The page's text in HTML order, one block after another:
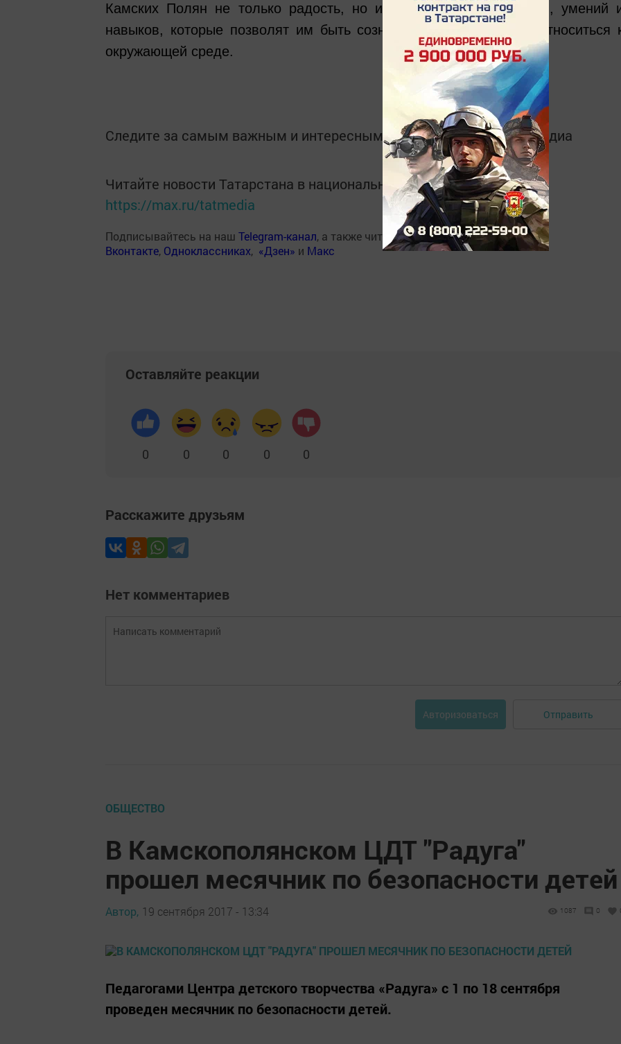
Камских Полян не только радость, но и много полезных знаний, умений
навыков, которые позволят им быть сознательными и бережно относиться
окружающей среде.
Следите за самым важным и интересным вTelegram-каналеТатмедиа
Читайте новости Татарстана в национальном мессенджере MАХ:
https://max.ru/tatmedia
Подписывайтесь на наш Telegram-канал, а также читайте нас
Вконтакте, Одноклассниках, «Дзен» и Макс
Оставляйте реакции
0 0 0 0 0
Расскажите друзьям
Нет комментариев
Авторизоваться Отправить
ОБЩЕСТВО
В Камскополянском ЦДТ "Радуга"
прошел месячник по безопасности детей
Автор, 19 сентября 2017 - 13:34 1087 0
Педагогами Центра детского творчества «Радуга» с 1 по 18 сентября
проведен месячник по безопасности детей.